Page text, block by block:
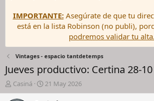
IMPORTANTE:Asegúrate de que tu
está en la lista Robinson (no publi),
podremos validar tu alta.
Vintages - espacio tantdetemps
Jueves productivo: Certina 28-10
I
n
Casiná
F
e
21 May 2026